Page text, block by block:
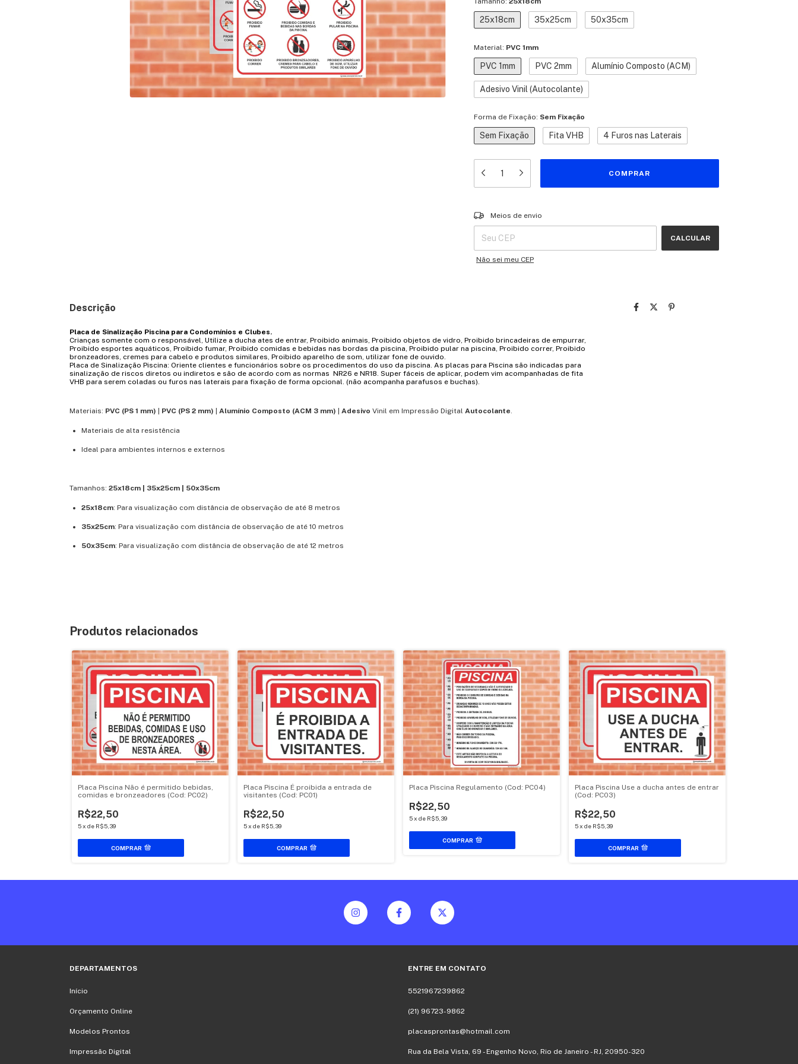
25x18cm 35x25cm 50x35cm
Material: PVC 1mm
PVC 1mm PVC 2mm Alumínio Composto (ACM)
Adesivo Vinil (Autocolante)
Forma de Fixação: Sem Fixação
Sem Fixação Fita VHB 4 Furos nas Laterais
Entregas para o CEP:
Meios de envio
CALCULAR
Não sei meu CEP
Descrição
Placa de Sinalização Piscina para Condomínios e Clubes.
Crianças somente com o responsável, Utilize a ducha ates de entrar, Proibido animais, Proibido objetos de vidro, Proibido brincadeiras de empurrar,
Proibido esportes aquáticos, Proibido fumar, Proibido comidas e bebidas nas bordas da piscina, Proibido pular na piscina, Proibido correr, Proibido
bronzeadores, cremes para cabelo e produtos similares, Proibido aparelho de som, utilizar fone de ouvido.
Placa de Sinalização Piscina: Oriente clientes e funcionários sobre os procedimentos do uso da piscina. As placas para Piscina são indicadas para
sinalização de riscos diretos ou indiretos e são de acordo com as normas NR26 e NR18. Super fáceis de aplicar, podem vim acompanhadas de fita
VHB para serem coladas ou furos nas laterais para fixação de forma opcional. (não acompanha parafusos e buchas).
Materiais: PVC (PS 1 mm) PVC (PS 2 mm) Alumínio Composto (ACM 3 mm) Adesivo Vinil em Impressão Digital Autocolante.
Materiais de alta resistência
Ideal para ambientes internos e externos
Tamanhos: 25x18cm | 35x25cm | 50x35cm
25x18cm: Para visualização com distância de observação de até 8 metros
35x25cm: Para visualização com distância de observação de até 10 metros
50x35cm: Para visualização com distância de observação de até 12 metros
Produtos relacionados
Placa Piscina Não é permitido bebidas,
comidas e bronzeadores (Cod: PC02)
R$22,50
5x de R$5,39
COMPRAR
Placa Piscina É proibida a entrada de
visitantes (Cod: PC01)
R$22,50
5x de R$5,39
COMPRAR
Placa Piscina Regulamento (Cod: PC04)
R$22,50
5x de R$5,39
COMPRAR
Placa Piscina Use a ducha antes de entrar
(Cod: PC03)
R$22,50
5x de R$5,39
COMPRAR
DEPARTAMENTOS
Início
Orçamento Online
Modelos Prontos
Impressão Digital
ENTRE EM CONTATO
5521967239862
(21) 96723-9862
placasprontas@hotmail.com
Rua da Bela Vista, 69 - Engenho Novo, Rio de Janeiro - RJ, 20950-320